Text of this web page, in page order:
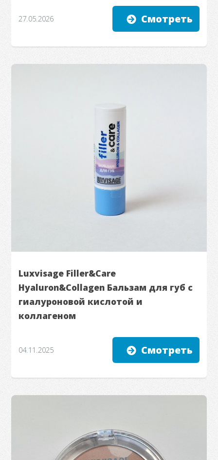
27.05.2026 Смотреть
Luxvisage Filler&Care
Hyaluron&Collagen Бальзам для губ с
гиалуроновой кислотой и
коллагеном
04.11.2025 Смотреть